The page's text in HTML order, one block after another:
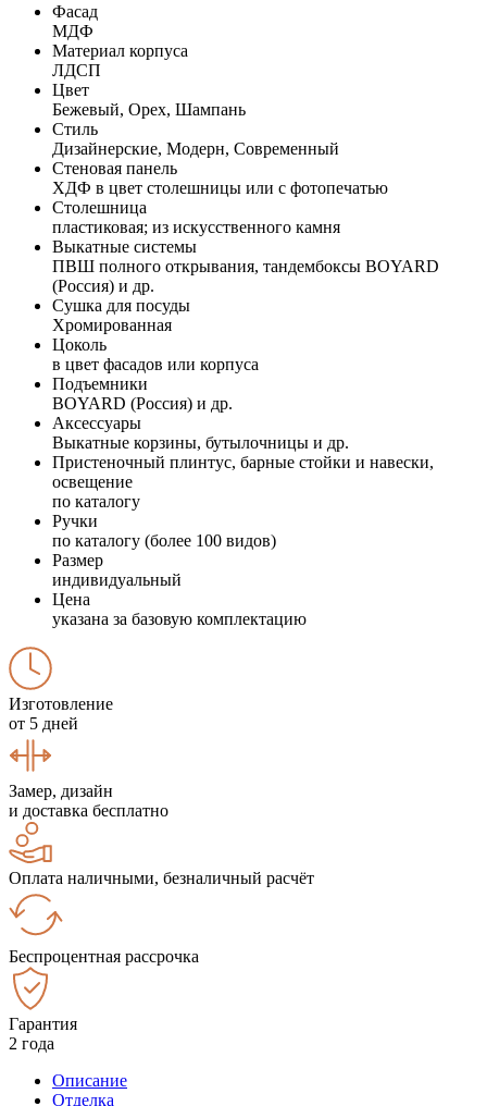
Фасад
МДФ
Материал корпуса
ЛДСП
Цвет
Бежевый, Орех, Шампань
Стиль
Дизайнерские, Модерн, Современный
Стеновая панель
ХДФ в цвет столешницы или с фотопечатью
Столешница
пластиковая; из искусственного камня
Выкатные системы
ПВШ полного открывания, тандембоксы BOYARD
(Россия) и др.
Сушка для посуды
Хромированная
Цоколь
в цвет фасадов или корпуса
Подъемники
BOYARD (Россия) и др.
Аксессуары
Выкатные корзины, бутылочницы и др.
Пристеночный плинтус, барные стойки и навески,
освещение
по каталогу
Ручки
по каталогу (более 100 видов)
Размер
индивидуальный
Цена
указана за базовую комплектацию
Изготовление
от 5 дней
Замер, дизайн
и доставка бесплатно
Оплата наличными, безналичный расчёт
Беспроцентная рассрочка
Гарантия
2 года
Описание
Отделка